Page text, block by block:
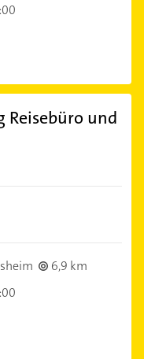
Reisebüro und
6,9 km